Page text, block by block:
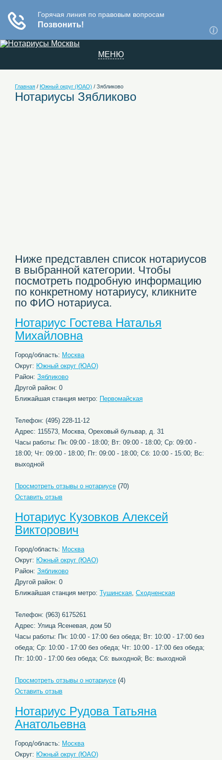
МЕНЮ
Главная / Южный округ (ЮАО) / Зябликово
Нотариусы Зябликово
Ниже представлен список нотариусов
в выбранной категории. Чтобы
посмотреть подробную информацию
по конкретному нотариусу, кликните
по ФИО нотариуса.
Нотариус Гостева Наталья
Михайловна
Город/область: Москва
Округ: Южный округ (ЮАО)
Район: Зябликово
Другой район: 0
Ближайшая станция метро: Первомайская
Телефон: (495) 228-11-12
Адрес: 115573, Москва, Ореховый бульвар, д. 31
Часы работы: Пн: 09:00 - 18:00; Вт: 09:00 - 18:00; Ср: 09:00 -
18:00; Чт: 09:00 - 18:00; Пт: 09:00 - 18:00; Сб: 10:00 - 15:00; Вс:
выходной
Просмотреть отзывы о нотариусе (70)
Оставить отзыв
Нотариус Кузовков Алексей
Викторович
Город/область: Москва
Округ: Южный округ (ЮАО)
Район: Зябликово
Другой район: 0
Ближайшая станция метро: Тушинская, Сходненская
Телефон: (963) 6175261
Адрес: Улица Ясеневая, дом 50
Часы работы: Пн: 10:00 - 17:00 без обеда; Вт: 10:00 - 17:00 без
обеда; Ср: 10:00 - 17:00 без обеда; Чт: 10:00 - 17:00 без обеда;
Пт: 10:00 - 17:00 без обеда; Сб: выходной; Вс: выходной
Просмотреть отзывы о нотариусе (4)
Оставить отзыв
Нотариус Рудова Татьяна
Анатольевна
Город/область: Москва
Округ: Южный округ (ЮАО)